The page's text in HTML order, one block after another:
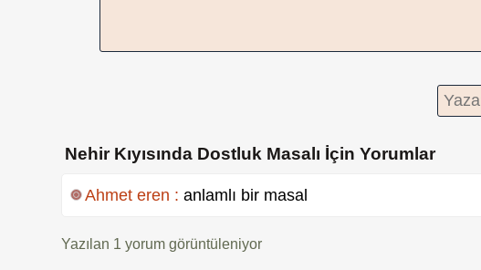
Nehir Kıyısında Dostluk Masalı İçin Yorumlar
Ahmet eren : anlamlı bir masal
Yazılan 1 yorum görüntüleniyor